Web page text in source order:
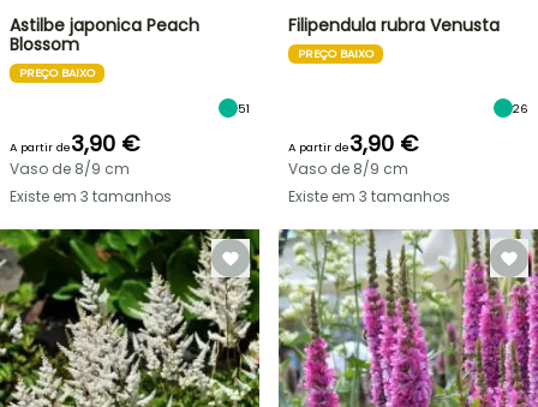
VENDAS
RELÂMPAGO
ATÉ
30%
DE
BULBOS
DE
PRIMAVERA
Astilbe japonica Peach
Blossom
PREÇO BAIXO
51
A partir de3,90 €
Vaso de 8/9 cm
Existe em 3 tamanhos
Filipendula rubra Venusta
PREÇO BAIXO
26
A partir de3,90 €
Vaso de 8/9 cm
Existe em 3 tamanhos